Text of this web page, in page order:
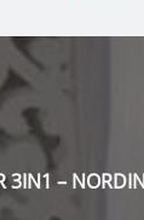
KLUDI